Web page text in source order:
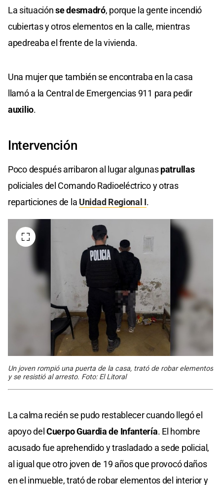
La situaciónse desmadró, porque la gente incendió
cubiertas y otros elementos en la calle, mientras
apedreaba el frente de la vivienda.
Una mujer que también se encontraba en la casa
llamó a la Central de Emergencias 911 para pedir
auxilio.
Intervención
Poco después arribaron al lugar algunaspatrullas
policiales del Comando Radioeléctrico y otras
reparticiones de la Unidad Regional I.
Un joven rompió una puerta de la casa, trató de robar elementos
y se resistió al arresto. Foto: El Litoral
La calma recién se pudo restablecer cuando llegó el
apoyo delCuerpo Guardia de Infantería. El hombre
acusado fue aprehendido y trasladado a sede policial,
al igual que otro joven de 19 años que provocó daños
en el inmueble, trató de robar elementos del interior y